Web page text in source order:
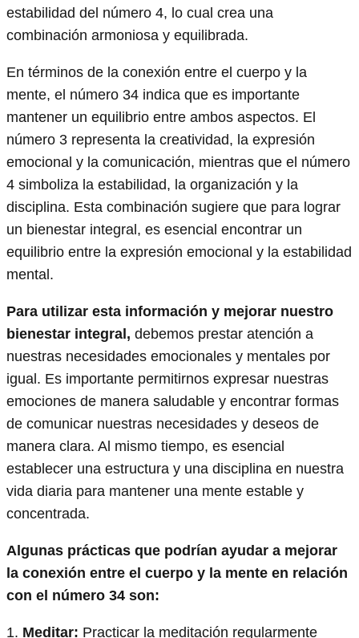
estabilidad del número 4, lo cual crea una
combinación armoniosa y equilibrada.
En términos de la conexión entre el cuerpo y la
mente, el número 34 indica que es importante
mantener un equilibrio entre ambos aspectos. El
número 3 representa la creatividad, la expresión
emocional y la comunicación, mientras que el número
4 simboliza la estabilidad, la organización y la
disciplina. Esta combinación sugiere que para lograr
un bienestar integral, es esencial encontrar un
equilibrio entre la expresión emocional y la estabilidad
mental.
Para utilizar esta información y mejorar nuestro
bienestar integral, debemos prestar atención a
nuestras necesidades emocionales y mentales por
igual. Es importante permitirnos expresar nuestras
emociones de manera saludable y encontrar formas
de comunicar nuestras necesidades y deseos de
manera clara. Al mismo tiempo, es esencial
establecer una estructura y una disciplina en nuestra
vida diaria para mantener una mente estable y
concentrada.
Algunas prácticas que podrían ayudar a mejorar
la conexión entre el cuerpo y la mente en relación
con el número 34 son:
1. Meditar: Practicar la meditación regularmente